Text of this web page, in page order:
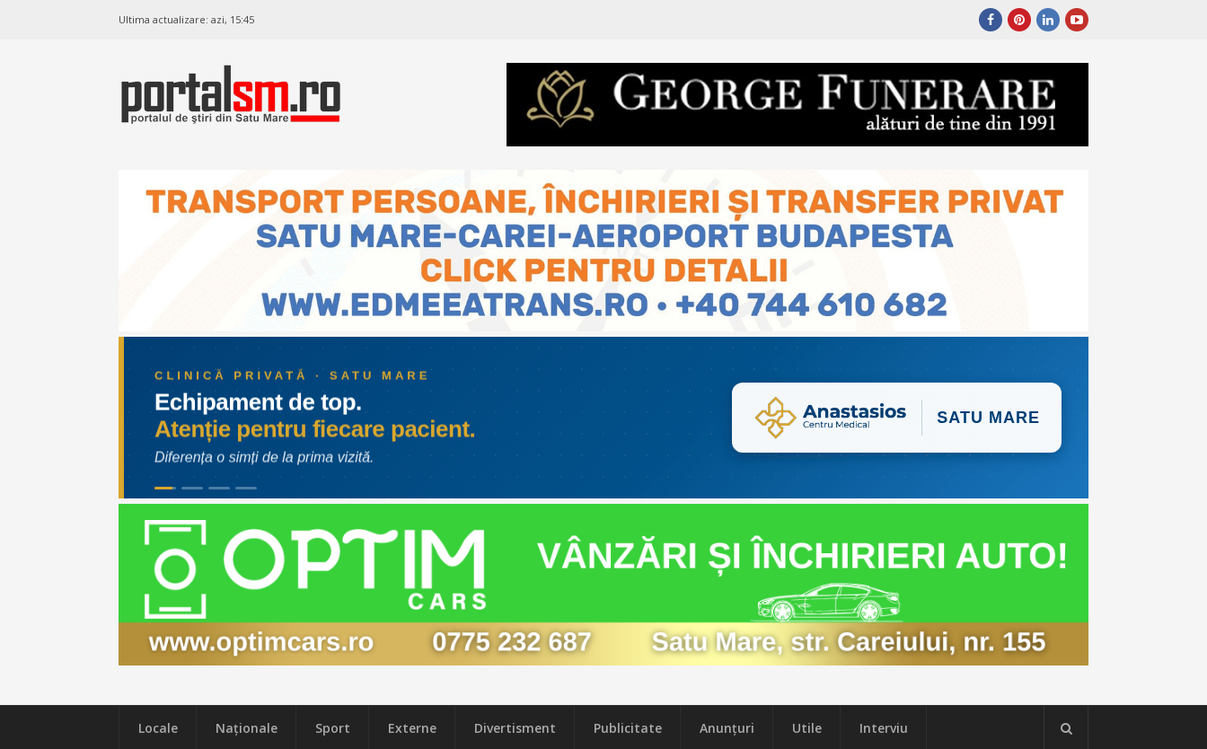
Ultima actualizare: azi, 15:45
Locale Naţionale Sport Externe Divertisment Publicitate Anunțuri Utile Interviu